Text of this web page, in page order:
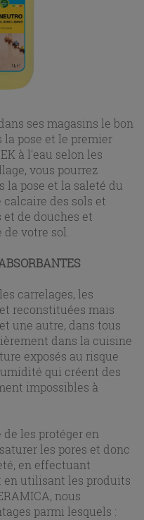
ses magasins le bon
pose et le premier
à l'eau selon les
vous pourrez
la pose et la saleté du
des sols et
de douches et
votre sol.
carrelages, les
reconstituées mais
une autre, dans tous
dans la cuisine
exposés au risque
qui créent des
impossibles à
les protéger en
les pores et donc
en effectuant
en utilisant les produits
nous
parmi lesquels :